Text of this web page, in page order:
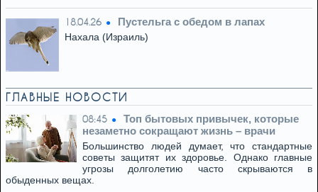
18.04.26 Пустельга с обедом в лапах
Нахала (Израиль)
ГЛАВНЫЕ НОВОСТИ
08:45
Топ бытовых привычек, которые
незаметно сокращают жизнь – врачи
Большинство людей думает, что стандартные
советы защитят их здоровье. Однако главные
угрозы долголетию часто скрываются в
обыденных вещах.